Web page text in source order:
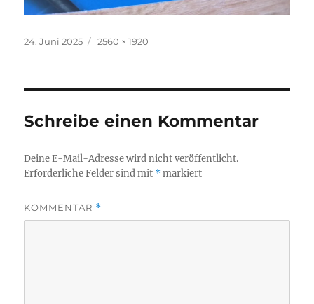
Veröffentlicht
24. Juni 2025 Originalgröße
2560 × 1920
Schreibe einen Kommentar
Deine E-Mail-Adresse wird nicht veröffentlicht.
Erforderliche Felder sind mit *markiert
KOMMENTAR *